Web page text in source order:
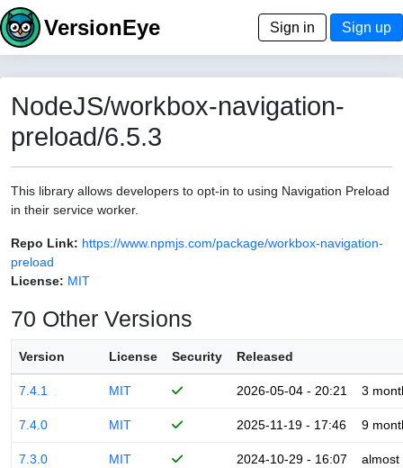
VersionEye Sign in Sign up
NodeJS/workbox-navigation-
preload/6.5.3
This library allows developers to opt-in to using Navigation Preload
in their service worker.
Repo Link: https://www.npmjs.com/package/workbox-navigation-
preload
License: MIT
70 Other Versions
Version License Security Released
7.4.1 MIT 2026-05-04 - 20:21 3
7.4.0 MIT 2025-11-19 - 17:46 9
7.3.0 MIT 2024-10-29 - 16:07 almost